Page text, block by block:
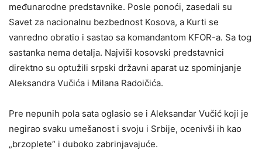
međunarodne predstavnike. Posle ponoći, zasedali su
Savet za nacionalnu bezbednost Kosova, a Kurti se
vanredno obratio i sastao sa komandantom KFOR-a. Sa tog
sastanka nema detalja. Najviši kosovski predstavnici
direktno su optužili srpski državni aparat uz spominjanje
Aleksandra Vučića i Milana Radoičića.
Pre nepunih pola sata oglasio se i Aleksandar Vučić koji je
negirao svaku umešanost i svoju i Srbije, ocenivši ih kao
„brzoplete“ i duboko zabrinjavajuće.